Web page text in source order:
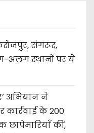
संगरूर,
अलग स्थानों पर ये
अभियान ने
कार्रवाई के 200
छापेमारियाँ कीं,